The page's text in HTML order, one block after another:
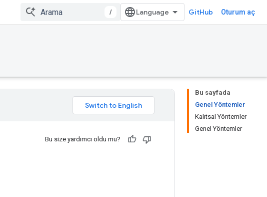
/ GitHub Oturum aç
Bu sayfada
Genel Yöntemler
Kalıtsal Yöntemler
Genel Yöntemler
Bu size yardımcı oldu mu?